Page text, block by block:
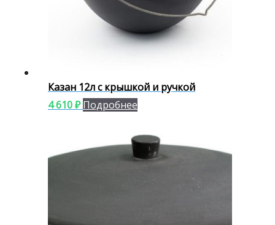
Казан 12л с крышкой и ручкой
4 610₽ Подробнее